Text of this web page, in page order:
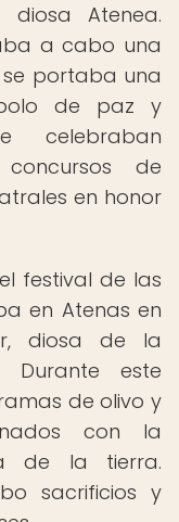
Atenea.
a cabo una
portaba una
de paz y
celebraban
concursos de
en honor
festival de las
en Atenas en
diosa de la
este
de olivo y
con la
de la tierra.
sacrificios y